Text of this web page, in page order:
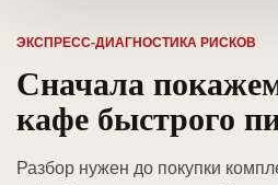
ЭКСПРЕСС-ДИАГНОСТИКА РИСКОВ
Сначала
кафе быстрого
Разбор нужен до покупки